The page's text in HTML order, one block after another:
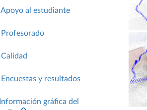
Apoyo al estudiante
Profesorado
Calidad
Encuestas y resultados
Información gráfica del